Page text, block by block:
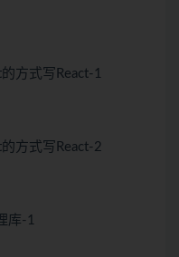
方式写React-1
方式写React-2
库-1